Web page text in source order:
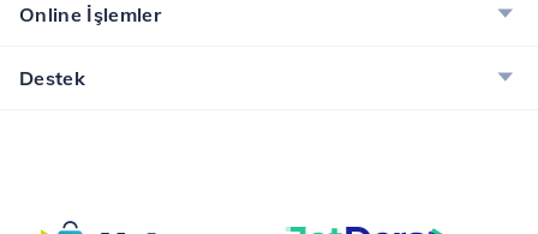
Online İşlemler
Destek